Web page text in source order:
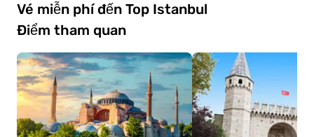
Vé miễn phí đến Top Istanbul
Điểm tham quan